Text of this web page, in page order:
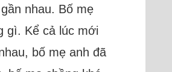
nhau. Bố mẹ
gì. Kể cả lúc mới
bố mẹ anh đã